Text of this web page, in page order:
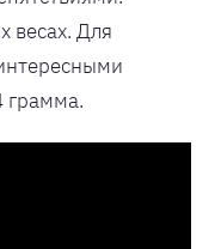
весах. Для
грамма.